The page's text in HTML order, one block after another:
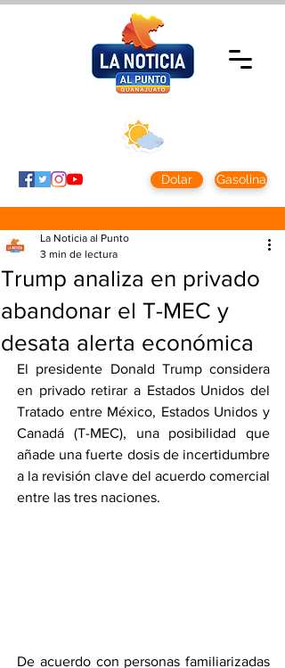
Dolar Gasolina
Trump analiza en privado
abandonar el T-MEC y
desata alerta económica
La Noticia al Punto
3 min de lectura
El presidente Donald Trump considera
en privado retirar a Estados Unidos del
Tratado entre México, Estados Unidos y
Canadá (T-MEC), una posibilidad que
añade una fuerte dosis de incertidumbre
a la revisión clave del acuerdo comercial
entre las tres naciones.
De acuerdo con personas familiarizadas